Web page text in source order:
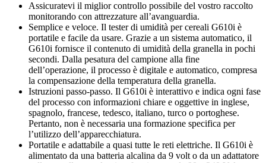
Assicuratevi il miglior controllo possibile del vostro raccolto
monitorando con attrezzature all’avanguardia.
Semplice e veloce. Il tester di umidità per cereali G610i è
portatile e facile da usare. Grazie a un sistema automatico, il
G610i fornisce il contenuto di umidità della granella in pochi
secondi. Dalla pesatura del campione alla fine
dell’operazione, il processo è digitale e automatico, compresa
la compensazione della temperatura della granella.
Istruzioni passo-passo. Il G610i è interattivo e indica ogni fase
del processo con informazioni chiare e oggettive in inglese,
spagnolo, francese, tedesco, italiano, turco o portoghese.
Pertanto, non è necessaria una formazione specifica per
l’utilizzo dell’apparecchiatura.
Portatile e adattabile a quasi tutte le reti elettriche. Il G610i è
alimentato da una batteria alcalina da 9 volt o da un adattatore